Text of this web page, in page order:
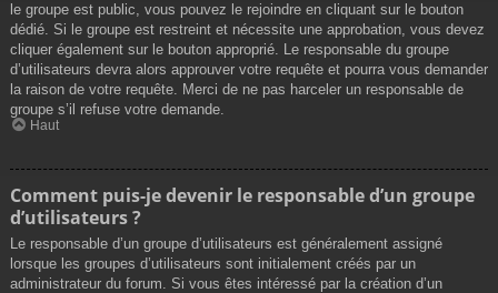
le groupe est public, vous pouvez le rejoindre en cliquant sur le bouton
dédié. Si le groupe est restreint et nécessite une approbation, vous devez
cliquer également sur le bouton approprié. Le responsable du groupe
d’utilisateurs devra alors approuver votre requête et pourra vous demander
la raison de votre requête. Merci de ne pas harceler un responsable de
groupe s’il refuse votre demande.
Haut
Comment puis-je devenir le responsable d’un groupe
d’utilisateurs ?
Le responsable d’un groupe d’utilisateurs est généralement assigné
lorsque les groupes d’utilisateurs sont initialement créés par un
administrateur du forum. Si vous êtes intéressé par la création d’un